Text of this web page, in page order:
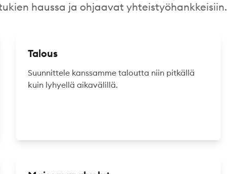
haussa ja ohjaavat yhteistyöhankkeisiin.
Talous
Suunnittele kanssamme taloutta niin pitkällä
kuin lyhyellä aikavälillä.